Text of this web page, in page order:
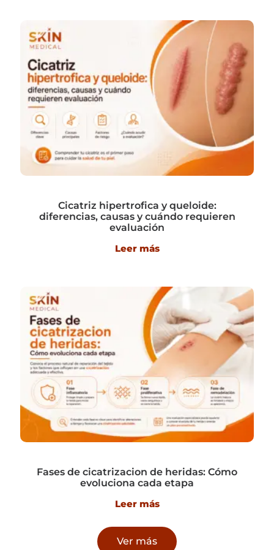
Cicatriz hipertrofica y queloide:
diferencias, causas y cuándo requieren
evaluación
Leer más
Fases de cicatrizacion de heridas: Cómo
evoluciona cada etapa
Leer más
Ver más